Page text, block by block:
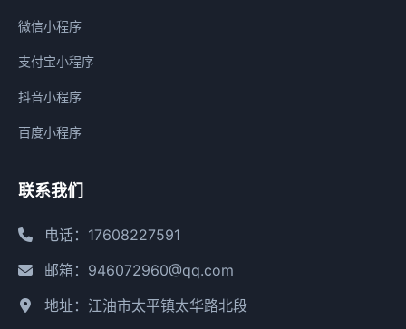
微信小程序
支付宝小程序
抖音小程序
百度小程序
联系我们
电话：17608227591
邮箱：946072960@qq.com
地址：江油市太平镇太华路北段